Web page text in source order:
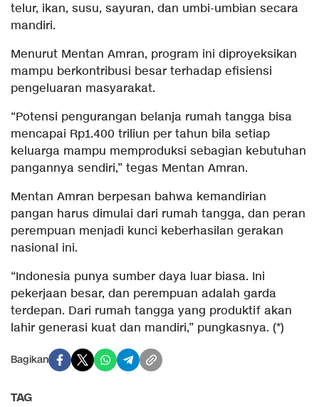
telur, ikan, susu, sayuran, dan umbi-umbian secara
mandiri.
Menurut Mentan Amran, program ini diproyeksikan
mampu berkontribusi besar terhadap efisiensi
pengeluaran masyarakat.
“Potensi pengurangan belanja rumah tangga bisa
mencapai Rp1.400 triliun per tahun bila setiap
keluarga mampu memproduksi sebagian kebutuhan
pangannya sendiri,” tegas Mentan Amran.
Mentan Amran berpesan bahwa kemandirian
pangan harus dimulai dari rumah tangga, dan peran
perempuan menjadi kunci keberhasilan gerakan
nasional ini.
“Indonesia punya sumber daya luar biasa. Ini
pekerjaan besar, dan perempuan adalah garda
terdepan. Dari rumah tangga yang produktif akan
lahir generasi kuat dan mandiri,” pungkasnya. (*)
Bagikan
TAG